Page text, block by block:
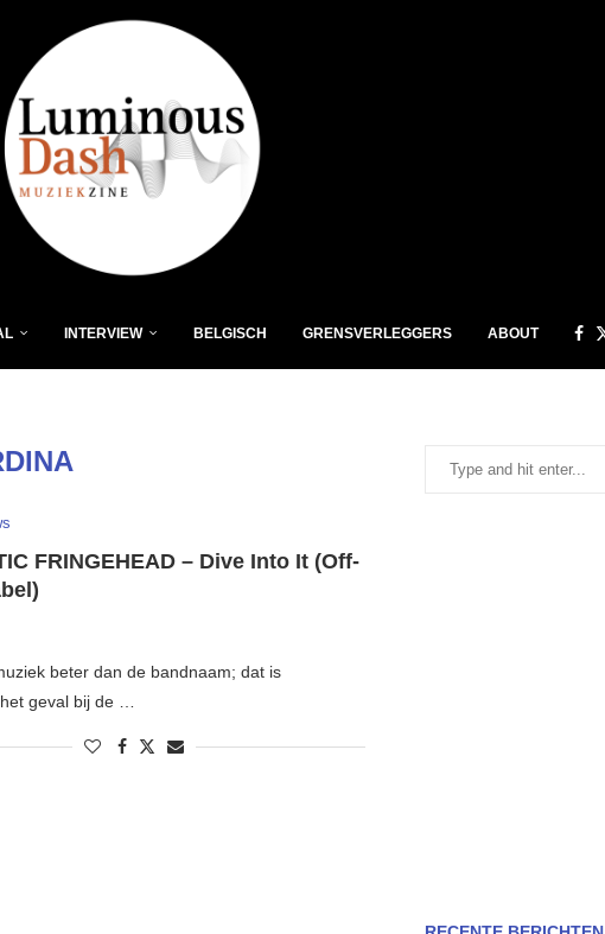
INTERVIEW BELGISCH GRENSVERLEGGERS ABOUT
FRINGEHEAD – Dive Into It (Off-
beter dan de bandnaam; dat is
geval bij de …